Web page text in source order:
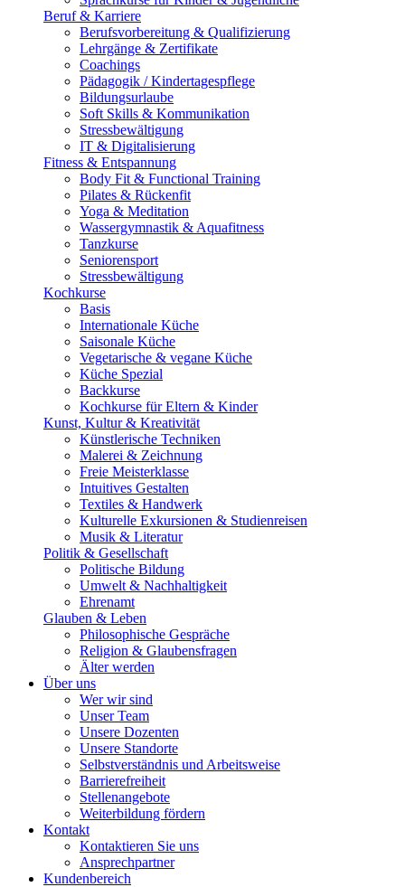
Beruf & Karriere
Berufsvorbereitung & Qualifizierung
Lehrgänge & Zertifikate
Coachings
Pädagogik / Kindertagespflege
Bildungsurlaube
Soft Skills & Kommunikation
Stressbewältigung
IT & Digitalisierung
Fitness & Entspannung
Body Fit & Functional Training
Pilates & Rückenfit
Yoga & Meditation
Wassergymnastik & Aquafitness
Tanzkurse
Seniorensport
Stressbewältigung
Kochkurse
Basis
Internationale Küche
Saisonale Küche
Vegetarische & vegane Küche
Küche Spezial
Backkurse
Kochkurse für Eltern & Kinder
Kunst, Kultur & Kreativität
Künstlerische Techniken
Malerei & Zeichnung
Freie Meisterklasse
Intuitives Gestalten
Textiles & Handwerk
Kulturelle Exkursionen & Studienreisen
Musik & Literatur
Politik & Gesellschaft
Politische Bildung
Umwelt & Nachhaltigkeit
Ehrenamt
Glauben & Leben
Philosophische Gespräche
Religion & Glaubensfragen
Älter werden
Über uns
Wer wir sind
Unser Team
Unsere Dozenten
Unsere Standorte
Selbstverständnis und Arbeitsweise
Barrierefreiheit
Stellenangebote
Weiterbildung fördern
Kontakt
Kontaktieren Sie uns
Ansprechpartner
Kundenbereich